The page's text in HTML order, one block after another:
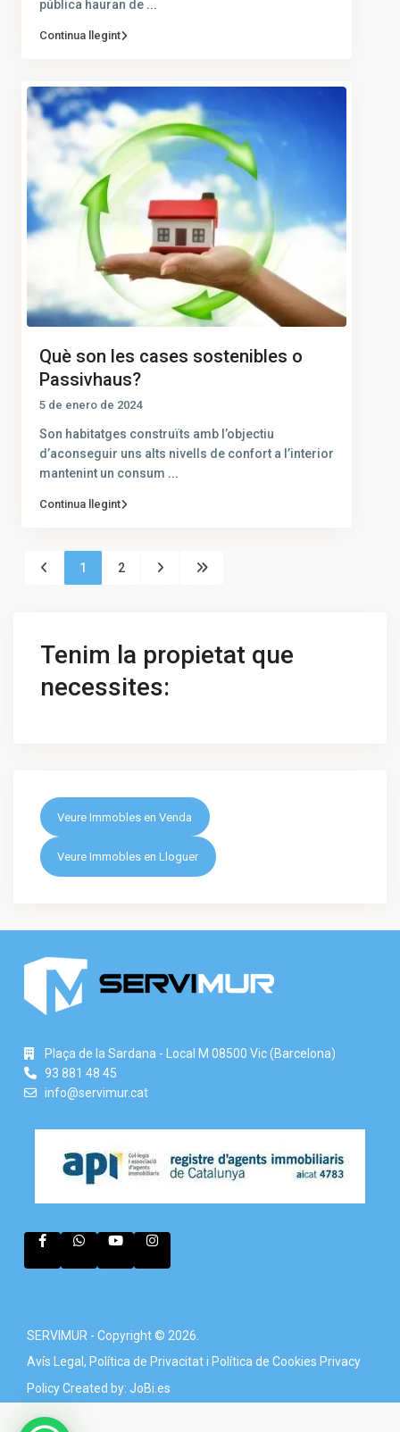
pública hauran de ...
Continua llegint
Què son les cases sostenibles o
Passivhaus?
5 de enero de 2024
Son habitatges construïts amb l’objectiu
d’aconseguir uns alts nivells de confort a l’interior
mantenint un consum ...
Continua llegint
1 2
Tenim la propietat que
necessites:
Veure Immobles en Venda
Veure Immobles en Lloguer
Plaça de la Sardana - Local M 08500 Vic (Barcelona)
93 881 48 45
info@servimur.cat
SERVIMUR - Copyright © 2026.
Avís Legal, Política de Privacitat i Política de Cookies Privacy
PolicyCreated by: JoBi.es